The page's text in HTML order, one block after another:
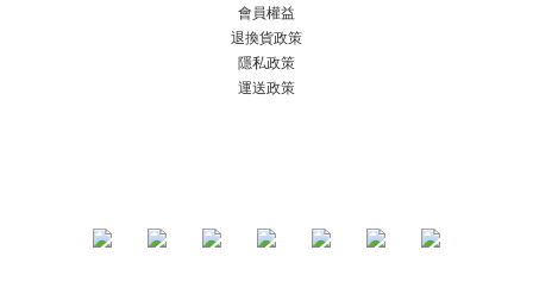
會員權益
退換貨政策
隱私政策
運送政策